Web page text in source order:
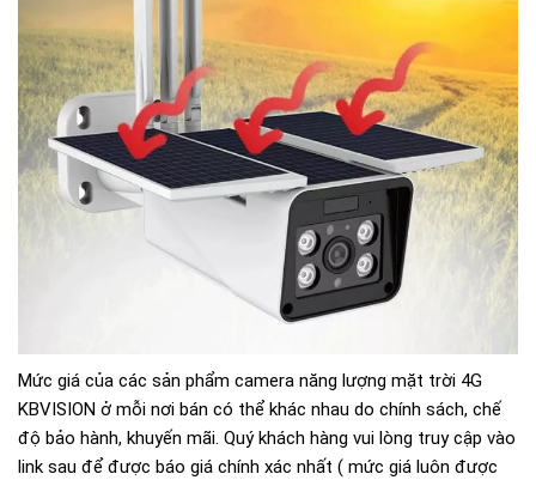
Mức giá của các sản phẩm camera năng lượng mặt trời 4G
KBVISION ở mỗi nơi bán có thể khác nhau do chính sách, chế
độ bảo hành, khuyến mãi. Quý khách hàng vui lòng truy cập vào
link sau để được báo giá chính xác nhất ( mức giá luôn được